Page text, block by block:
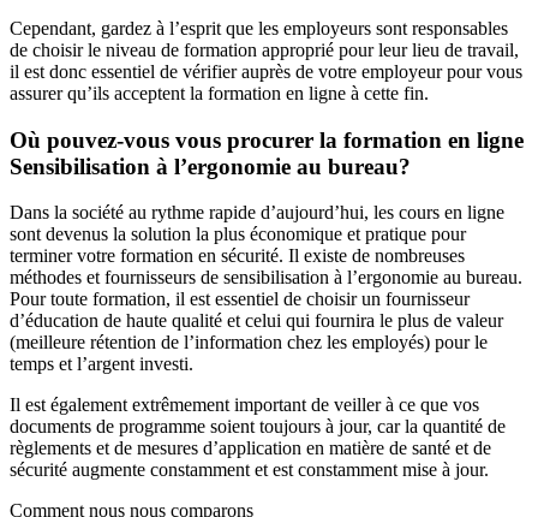
Cependant, gardez à l’esprit que les employeurs sont responsables
de choisir le niveau de formation approprié pour leur lieu de travail,
il est donc essentiel de vérifier auprès de votre employeur pour vous
assurer qu’ils acceptent la formation en ligne à cette fin.
Où pouvez-vous vous procurer la formation en ligne
Sensibilisation à l’ergonomie au bureau?
Dans la société au rythme rapide d’aujourd’hui, les cours en ligne
sont devenus la solution la plus économique et pratique pour
terminer votre formation en sécurité. Il existe de nombreuses
méthodes et fournisseurs de sensibilisation à l’ergonomie au bureau.
Pour toute formation, il est essentiel de choisir un fournisseur
d’éducation de haute qualité et celui qui fournira le plus de valeur
(meilleure rétention de l’information chez les employés) pour le
temps et l’argent investi.
Il est également extrêmement important de veiller à ce que vos
documents de programme soient toujours à jour, car la quantité de
règlements et de mesures d’application en matière de santé et de
sécurité augmente constamment et est constamment mise à jour.
Comment nous nous comparons